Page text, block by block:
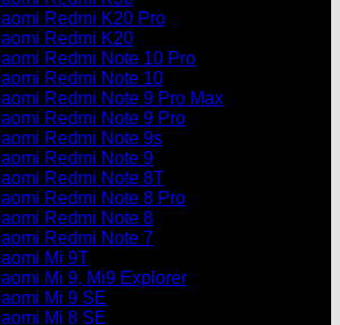
Redmi K20 Pro
Redmi K20
Redmi Note 10 Pro
Redmi Note 10
Redmi Note 9 Pro Max
Redmi Note 9 Pro
Redmi Note 9s
Redmi Note 9
Redmi Note 8T
Redmi Note 8 Pro
Redmi Note 8
Redmi Note 7
Mi 9T
Mi 9, Mi9 Explorer
Mi 9 SE
Mi 8 SE